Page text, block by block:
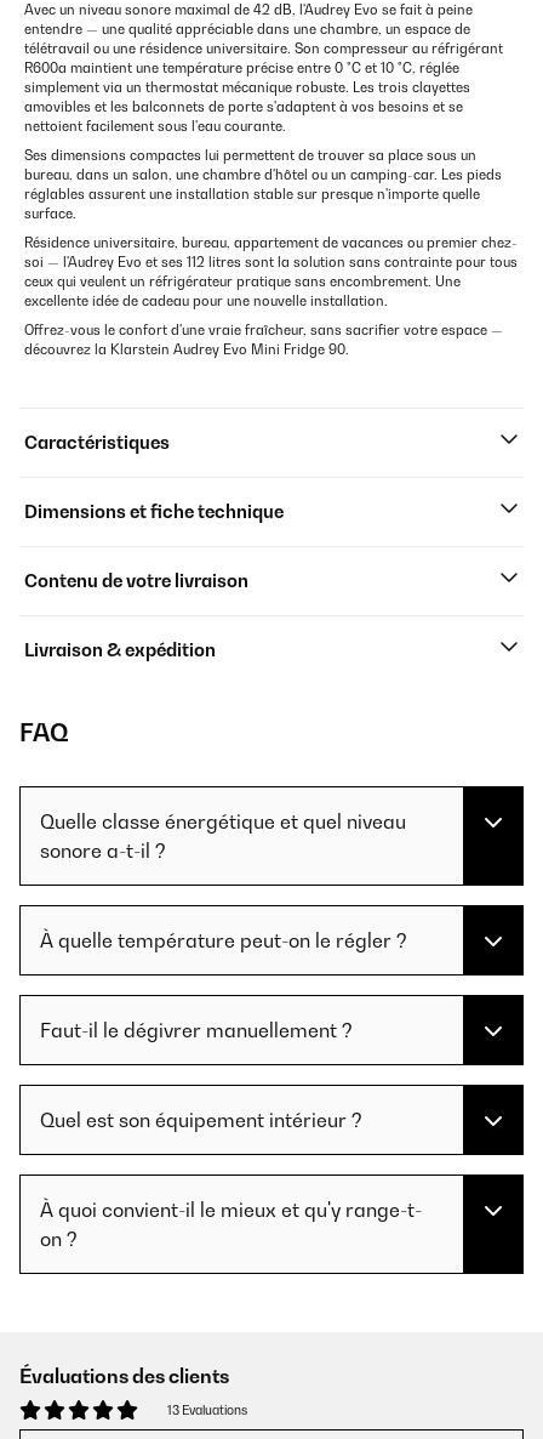
Avec un niveau sonore maximal de 42 dB, l'Audrey Evo se fait à peine
entendre — une qualité appréciable dans une chambre, un espace de
télétravail ou une résidence universitaire. Son compresseur au réfrigérant
R600a maintient une température précise entre 0 °C et 10 °C, réglée
simplement via un thermostat mécanique robuste. Les trois clayettes
amovibles et les balconnets de porte s'adaptent à vos besoins et se
nettoient facilement sous l'eau courante.
Ses dimensions compactes lui permettent de trouver sa place sous un
bureau, dans un salon, une chambre d'hôtel ou un camping-car. Les pieds
réglables assurent une installation stable sur presque n'importe quelle
surface.
Résidence universitaire, bureau, appartement de vacances ou premier chez-
soi — l'Audrey Evo et ses 112 litres sont la solution sans contrainte pour tous
ceux qui veulent un réfrigérateur pratique sans encombrement. Une
excellente idée de cadeau pour une nouvelle installation.
Offrez-vous le confort d'une vraie fraîcheur, sans sacrifier votre espace —
découvrez la Klarstein Audrey Evo Mini Fridge 90.
Caractéristiques
Dimensions et fiche technique
Contenu de votre livraison
Livraison & expédition
FAQ
Quelle classe énergétique et quel niveau
sonore a-t-il ?
À quelle température peut-on le régler ?
Faut-il le dégivrer manuellement ?
Quel est son équipement intérieur ?
À quoi convient-il le mieux et qu'y range-t-
on ?
Évaluations des clients
13 Evaluations